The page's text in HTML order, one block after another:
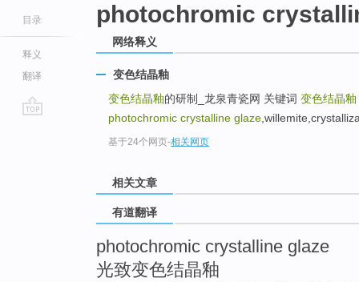
目录
释义
翻译
photochromic
网络释义
变色结晶釉
变色结晶釉的研制_龙泉青瓷网 关键词 变色结晶釉
photochromic crystalline glaze
基于24个网页-相关网页
相关文章
有道翻译
photochromic crystalline glaze
光致变色结晶釉